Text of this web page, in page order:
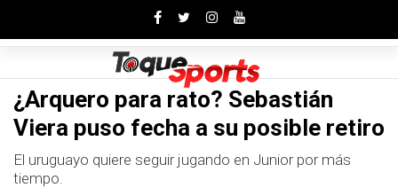
¿Arquero para rato? Sebastián
Viera puso fecha a su posible retiro
El uruguayo quiere seguir jugando en Junior por más
tiempo.